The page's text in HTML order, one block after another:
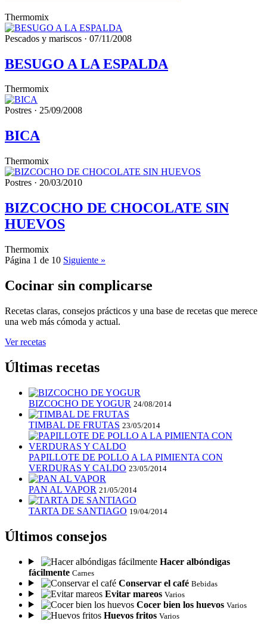
Thermomix
Pescados y mariscos · 07/11/2008
BESUGO A LA ESPALDA
Thermomix
Postres · 25/09/2008
BICA
Thermomix
Postres · 20/03/2010
BIZCOCHO DE CHOCOLATE SIN
HUEVOS
Thermomix
Página 1 de 10 Siguiente »
Cocinar sin complicarse
Recetas claras, consejos prácticos y una base de recetas que merece
una web más cómoda y actual.
Ver recetas
Últimas recetas
BIZCOCHO DE YOGUR 24/08/2014
TIMBAL DE FRUTAS 23/05/2014
PAPILLOTE DE POLLO A LA PIMIENTA CON
VERDURAS Y CALDO 23/05/2014
PAN AL VAPOR 21/05/2014
TARTA DE SANTIAGO 19/04/2014
Últimos consejos
Hacer albóndigas
fácilmente Carnes
Conservar el café Bebidas
Evitar mareos Varios
Cocer bien los huevos Varios
Huevos fritos Varios